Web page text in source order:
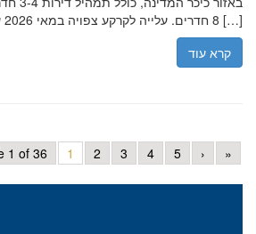
8 חדרים. עלייה לקרקע צפויה במאי 2026 עם ליווי […]
קרא עוד
1 of 36 1 2 3 4 5 › »